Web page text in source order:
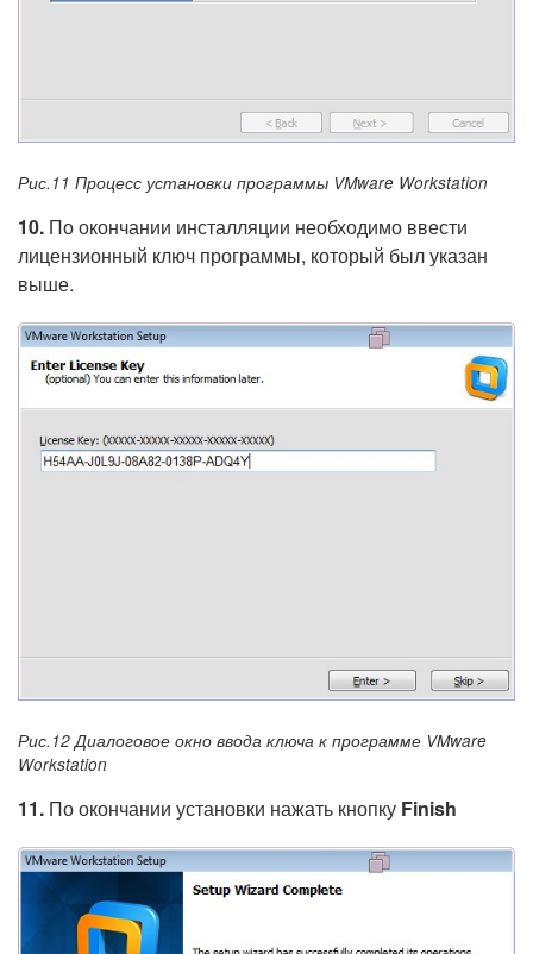
Рис.11 Процесс установки программы VMware Workstation
10. По окончании инсталляции необходимо ввести
лицензионный ключ программы, который был указан
выше.
Рис.12 Диалоговое окно ввода ключа к программе VMware
Workstation
11. По окончании установки нажать кнопку Finish